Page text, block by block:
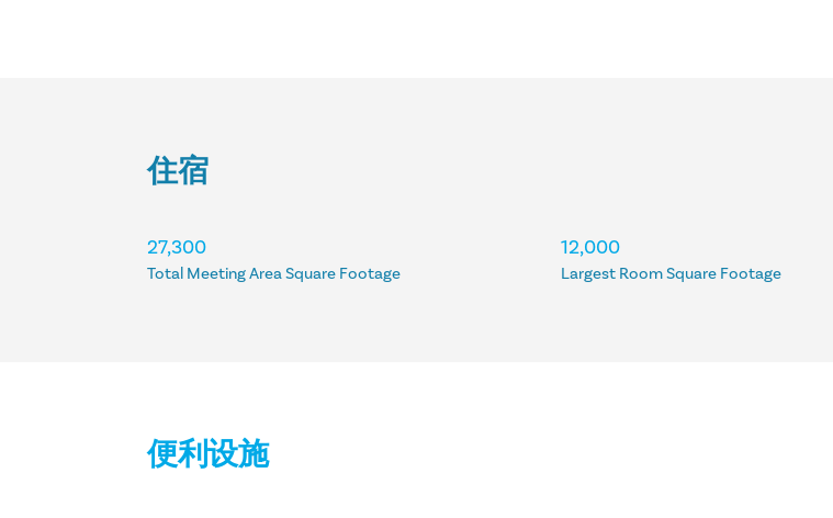
住宿
住宿
Total Meeting Area Square Footage
27,300
Largest Room Square Footage
12,000
便利设施